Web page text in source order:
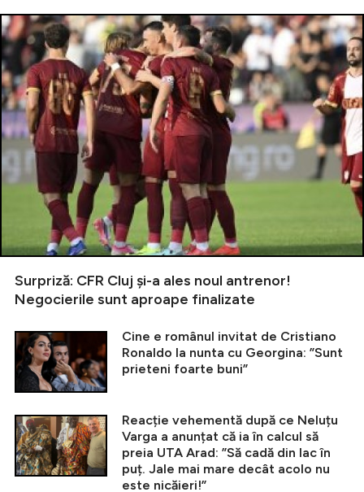
Surpriză: CFR Cluj și-a ales noul antrenor!
Negocierile sunt aproape finalizate
Cine e românul invitat de Cristiano
Ronaldo la nunta cu Georgina: ”Sunt
prieteni foarte buni”
Reacție vehementă după ce Neluțu
Varga a anunțat că ia în calcul să
preia UTA Arad: ”Să cadă din lac în
puț. Jale mai mare decât acolo nu
este nicăieri!”